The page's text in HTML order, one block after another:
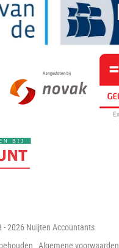
2026 Nuijten Accountants
Algemene voorwaarden